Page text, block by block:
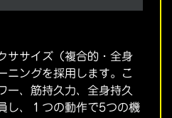
ササイズ（複合的・全身
ニングを採用します。こ
ー、筋持久力、全身持久
し、１つの動作で5つの機